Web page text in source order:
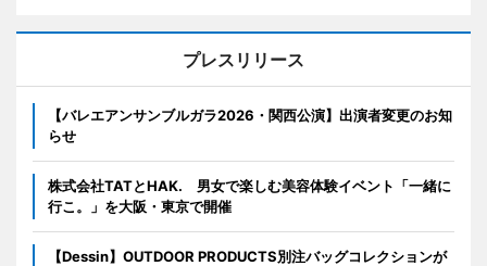
プレスリリース
【バレエアンサンブルガラ2026・関西公演】出演者変更のお知
らせ
株式会社TATとHAK. 男女で楽しむ美容体験イベント「一緒に
行こ。」を大阪・東京で開催
【Dessin】OUTDOOR PRODUCTS別注バッグコレクションが